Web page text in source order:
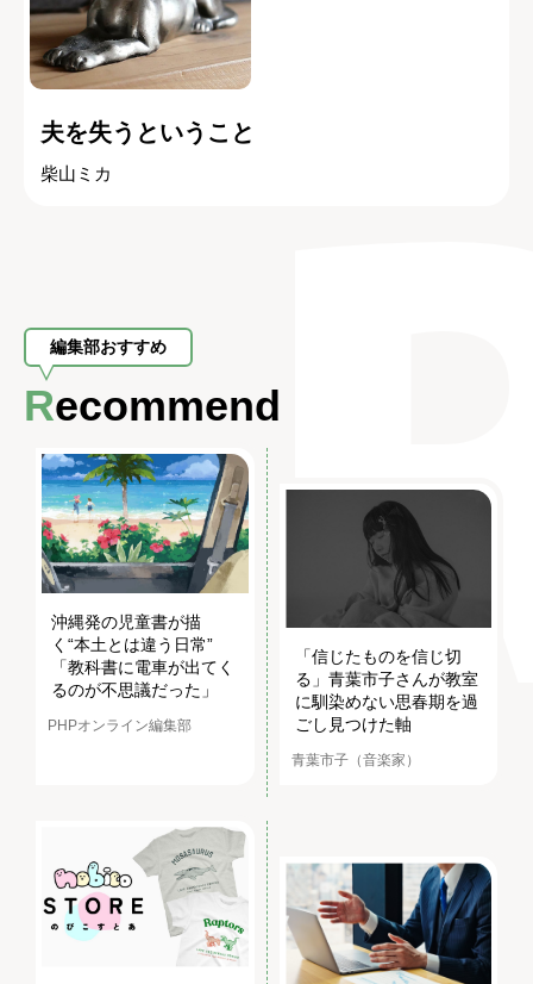
夫を失うということ
柴山ミカ
編集部おすすめ
Recommend
沖縄発の児童書が描
く“本土とは違う日常”
「教科書に電車が出てく
るのが不思議だった」
PHPオンライン編集部
「信じたものを信じ切
る」青葉市子さんが教室
に馴染めない思春期を過
ごし見つけた軸
青葉市子（音楽家）